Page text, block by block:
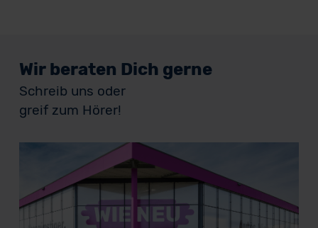
Wir beraten Dich gerne
Schreib uns oder
greif zum Hörer!